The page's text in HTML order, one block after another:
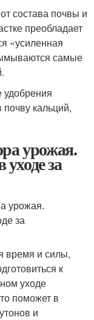
состава почвы и
преобладает
«усиленная
самые
кальций,
урожая.
за
время и силы,
к
уходе
поможет в
и